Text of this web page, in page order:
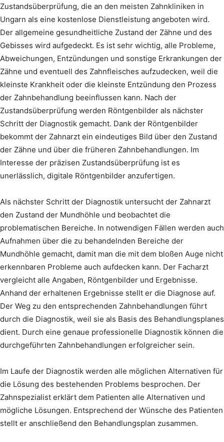
Zustandsüberprüfung, die an den meisten Zahnkliniken in
Ungarn als eine kostenlose Dienstleistung angeboten wird.
Der allgemeine gesundheitliche Zustand der Zähne und des
Gebisses wird aufgedeckt. Es ist sehr wichtig, alle Probleme,
Abweichungen, Entzündungen und sonstige Erkrankungen der
Zähne und eventuell des Zahnfleisches aufzudecken, weil die
kleinste Krankheit oder die kleinste Entzündung den Prozess
der Zahnbehandlung beeinflussen kann. Nach der
Zustandsüberprüfung werden Röntgenbilder als nächster
Schritt der Diagnostik gemacht. Dank der Röntgenbilder
bekommt der Zahnarzt ein eindeutiges Bild über den Zustand
der Zähne und über die früheren Zahnbehandlungen. Im
Interesse der präzisen Zustandsüberprüfung ist es
unerlässlich, digitale Röntgenbilder anzufertigen.
Als nächster Schritt der Diagnostik untersucht der Zahnarzt
den Zustand der Mundhöhle und beobachtet die
problematischen Bereiche. In notwendigen Fällen werden auch
Aufnahmen über die zu behandelnden Bereiche der
Mundhöhle gemacht, damit man die mit dem bloßen Auge nicht
erkennbaren Probleme auch aufdecken kann. Der Facharzt
vergleicht alle Angaben, Röntgenbilder und Ergebnisse.
Anhand der erhaltenen Ergebnisse stellt er die Diagnose auf.
Der Weg zu den entsprechenden Zahnbehandlungen führt
durch die Diagnostik, weil sie als Basis des Behandlungsplanes
dient. Durch eine genaue professionelle Diagnostik können die
durchgeführten Zahnbehandlungen erfolgreicher sein.
Im Laufe der Diagnostik werden alle möglichen Alternativen für
die Lösung des bestehenden Problems besprochen. Der
Zahnspezialist erklärt dem Patienten alle Alternativen und
mögliche Lösungen. Entsprechend der Wünsche des Patienten
stellt er anschließend den Behandlungsplan zusammen.